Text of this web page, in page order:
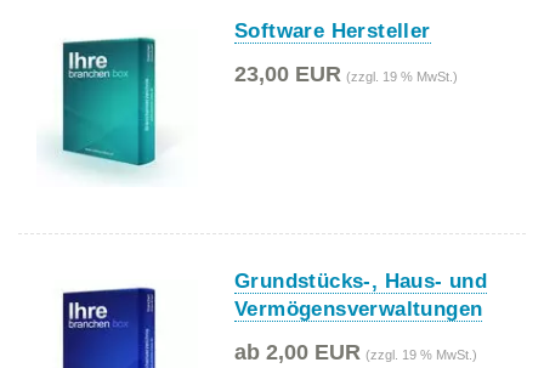
Software Hersteller
23,00 EUR (zzgl. 19 % MwSt.)
Grundstücks-, Haus- und
Vermögensverwaltungen
ab 2,00 EUR (zzgl. 19 % MwSt.)